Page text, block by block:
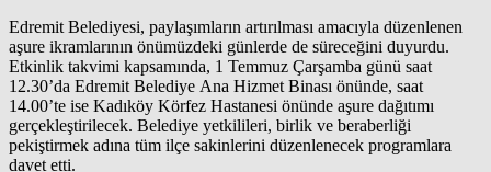
Edremit Belediyesi, paylaşımların artırılması amacıyla düzenlenen
aşure ikramlarının önümüzdeki günlerde de süreceğini duyurdu.
Etkinlik takvimi kapsamında, 1 Temmuz Çarşamba günü saat
12.30’da Edremit Belediye Ana Hizmet Binası önünde, saat
14.00’te ise Kadıköy Körfez Hastanesi önünde aşure dağıtımı
gerçekleştirilecek. Belediye yetkilileri, birlik ve beraberliği
pekiştirmek adına tüm ilçe sakinlerini düzenlenecek programlara
davet etti.